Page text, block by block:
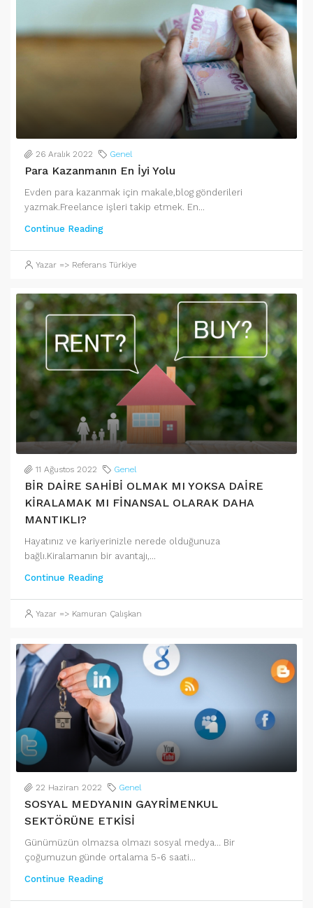
26 Aralık 2022 Genel
Para Kazanmanın En İyi Yolu
Evden para kazanmak için makale,blog gönderileri
yazmak.Freelance işleri takip etmek. En...
Continue Reading
Yazar => Referans Türkiye
11 Ağustos 2022 Genel
BİR DAİRE SAHİBİ OLMAK MI YOKSA DAİRE
KİRALAMAK MI FİNANSAL OLARAK DAHA
MANTIKLI?
Hayatınız ve kariyerinizle nerede olduğunuza
bağlı.Kiralamanın bir avantajı,...
Continue Reading
Yazar => Kamuran Çalışkan
22 Haziran 2022 Genel
SOSYAL MEDYANIN GAYRİMENKUL
SEKTÖRÜNE ETKİSİ
Günümüzün olmazsa olmazı sosyal medya… Bir
çoğumuzun günde ortalama 5-6 saati...
Continue Reading